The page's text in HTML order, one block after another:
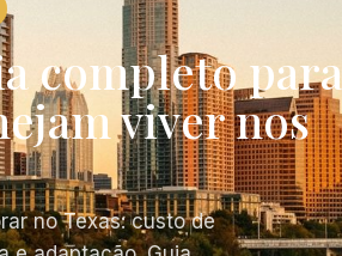
completo para
viver nos
no Texas: custo de